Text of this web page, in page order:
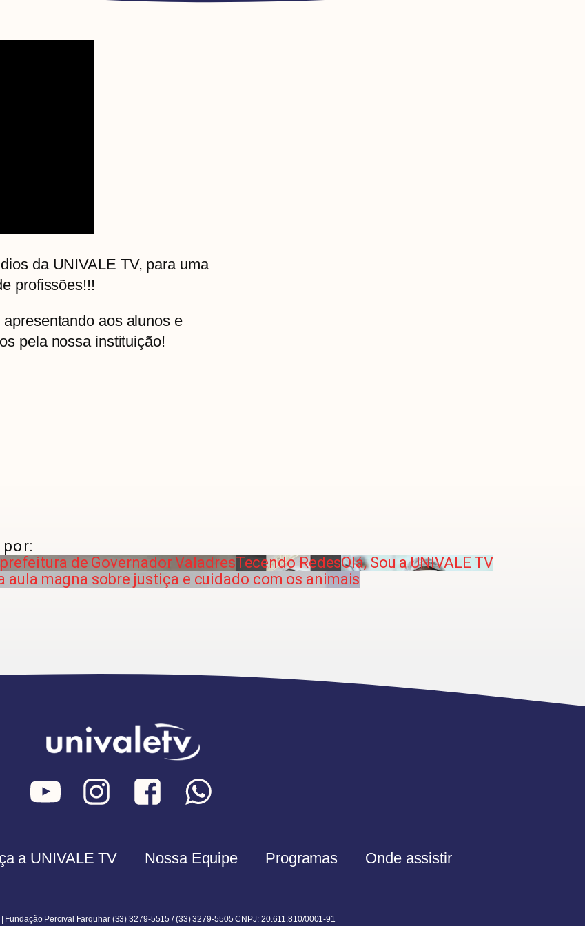
da UNIVALE TV, para uma
profissões!!!
aos alunos e
pela nossa instituição!
de Governador ValadresTecendo RedesOlá, Sou a UNIVALE TV
magna sobre justiça e cuidado com os animais
a UNIVALE TV Nossa Equipe Programas Onde assistir
Fundação Percival Farquhar (33) 3279-5515 / (33) 3279-5505 CNPJ: 20.611.810/0001-91